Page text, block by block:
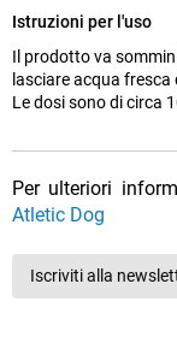
Istruzioni per l'uso
Il prodotto va
lasciare acqua fresca
Le dosi sono di circa
Per ulteriori
Atletic Dog
Iscriviti alla